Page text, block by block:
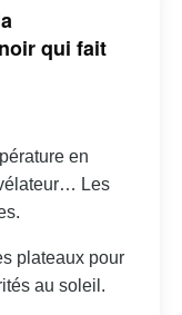
qui fait
en
Les
plateaux pour
au soleil.